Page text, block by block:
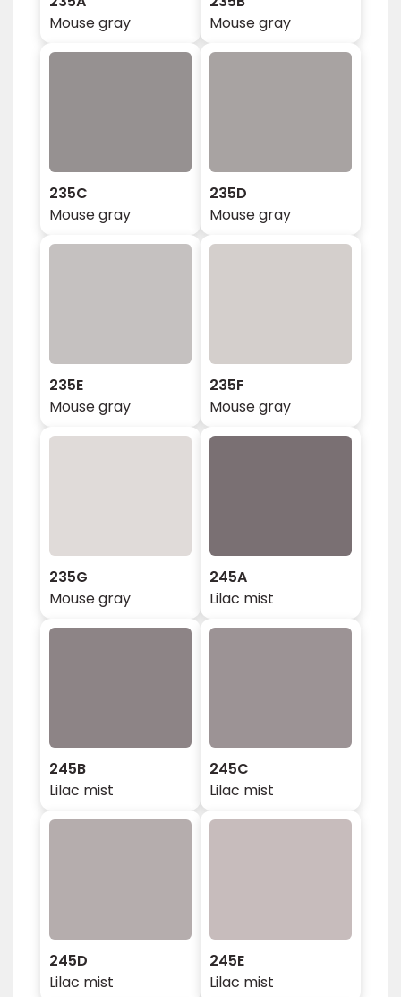
Mouse gray
Mouse gray
235C
Mouse gray
235D
Mouse gray
235E
Mouse gray
235F
Mouse gray
235G
Mouse gray
245A
Lilac mist
245B
Lilac mist
245C
Lilac mist
245D
Lilac mist
245E
Lilac mist